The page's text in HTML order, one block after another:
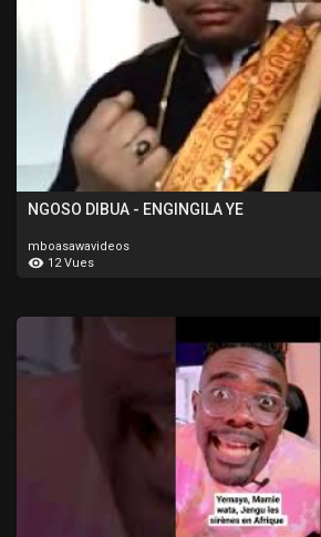
NGOSO DIBUA - ENGINGILA YE
mboasawavideos
12 Vues